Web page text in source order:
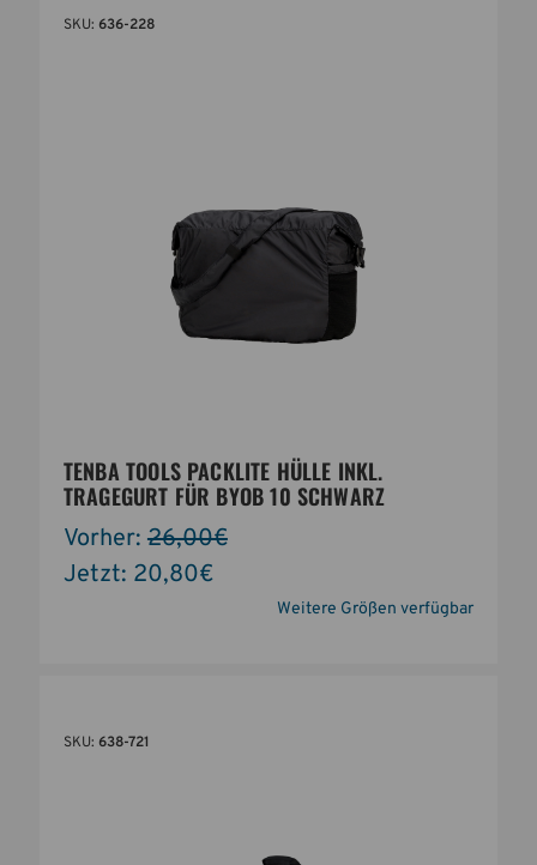
SKU: 636-228
TENBA TOOLS PACKLITE HÜLLE INKL.
TRAGEGURT FÜR BYOB 10 SCHWARZ
Vorher: 26,00€
Jetzt: 20,80€
Weitere Größen verfügbar
SKU: 638-721